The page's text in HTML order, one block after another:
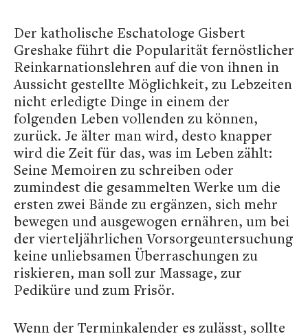
Der katholische Eschatologe Gisbert
Greshake führt die Popularität fernöstlicher
Reinkarnationslehren auf die von ihnen in
Aussicht gestellte Möglichkeit, zu Lebzeiten
nicht erledigte Dinge in einem der
folgenden Leben vollenden zu können,
zurück. Je älter man wird, desto knapper
wird die Zeit für das, was im Leben zählt:
Seine Memoiren zu schreiben oder
zumindest die gesammelten Werke um die
ersten zwei Bände zu ergänzen, sich mehr
bewegen und ausgewogen ernähren, um bei
der vierteljährlichen Vorsorgeuntersuchung
keine unliebsamen Überraschungen zu
riskieren, man soll zur Massage, zur
Pediküre und zum Frisör.
Wenn der Terminkalender es zulässt, sollte